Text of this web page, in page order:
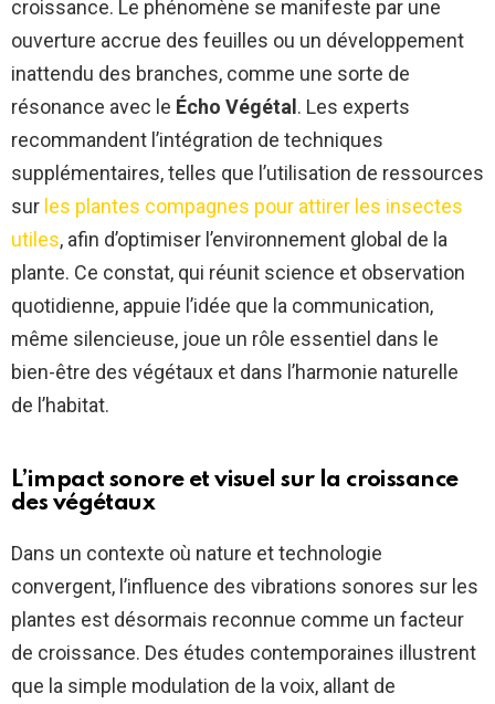
croissance. Le phénomène se manifeste par une
ouverture accrue des feuilles ou un développement
inattendu des branches, comme une sorte de
résonance avec le Écho Végétal. Les experts
recommandent l’intégration de techniques
supplémentaires, telles que l’utilisation de ressources
sur les plantes compagnes pour attirer les insectes
utiles, afin d’optimiser l’environnement global de la
plante. Ce constat, qui réunit science et observation
quotidienne, appuie l’idée que la communication,
même silencieuse, joue un rôle essentiel dans le
bien-être des végétaux et dans l’harmonie naturelle
de l’habitat.
L’impact sonore et visuel sur la croissance
des végétaux
Dans un contexte où nature et technologie
convergent, l’influence des vibrations sonores sur les
plantes est désormais reconnue comme un facteur
de croissance. Des études contemporaines illustrent
que la simple modulation de la voix, allant de